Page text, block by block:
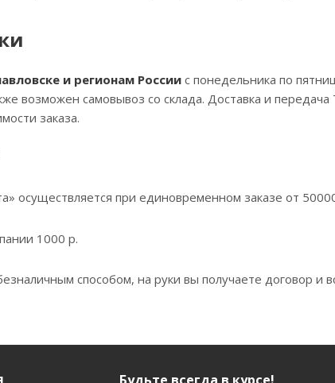
и регионам Россиис понедельника по
возможен самовывоз со склада. Доставка и
заказа.
осуществляется при единовременном заказе от
1000 р.
способом, на руки вы получаете договор и